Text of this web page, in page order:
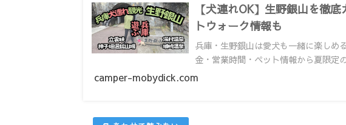
【犬連れOK】生野銀山を徹
トウォーク情報も
兵庫・生野銀山は愛犬も一緒に楽しめ
金・営業時間・ペット情報から夏限定
camper-mobydick.com